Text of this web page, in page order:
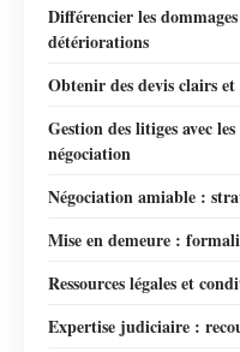
Différencier les
détériorations
Obtenir des devis clairs et
Gestion des litiges avec
négociation
Négociation amiable :
Mise en demeure :
Ressources légales et
Expertise judiciaire :